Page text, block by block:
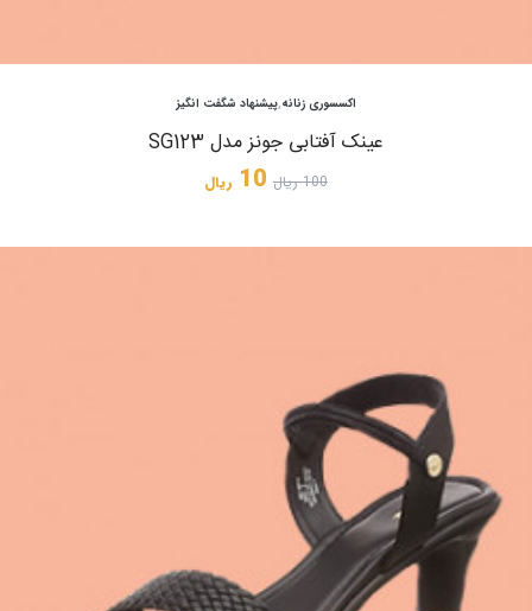
مشاهدهاکسسوری زنانه,پیشنهاد شگفت انگیز
عینک آفتابی جونز مدل SG123
100 ریال 10 ریال